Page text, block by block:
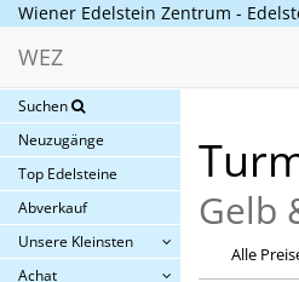
Wiener Edelstein Zentrum -
WEZ
Suchen
Neuzugänge
Top Edelsteine
Abverkauf
Unsere Kleinsten
Achat
Gelb
Alle